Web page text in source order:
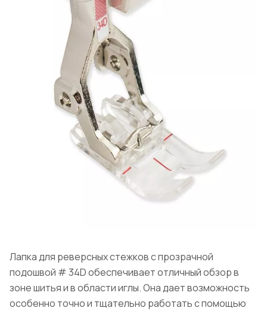
Лапка для реверсных стежков с прозрачной
подошвой # 34D обеспечивает отличный обзор в
зоне шитья и в области иглы. Она дает возможность
особенно точно и тщательно работать с помощью